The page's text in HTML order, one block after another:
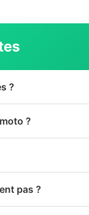
?
?
pas ?